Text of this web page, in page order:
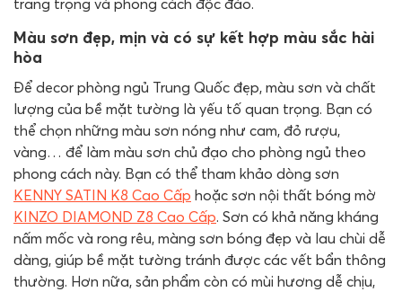
Màu sơn đẹp, mịn và có sự kết hợp màu sắc hài
hòa
Để decor phòng ngủ Trung Quốc đẹp, màu sơn và chất
lượng của bề mặt tường là yếu tố quan trọng. Bạn có
thể chọn những màu sơn nóng như cam, đỏ rượu,
vàng… để làm màu sơn chủ đạo cho phòng ngủ theo
phong cách này. Bạn có thể tham khảo dòng sơn
KENNY SATIN K8 Cao Cấp hoặc sơn nội thất bóng mờ
KINZO DIAMOND Z8 Cao Cấp. Sơn có khả năng kháng
nấm mốc và rong rêu, màng sơn bóng đẹp và lau chùi dễ
dàng, giúp bề mặt tường tránh được các vết bẩn thông
thường. Hơn nữa, sản phẩm còn có mùi hương dễ chịu,